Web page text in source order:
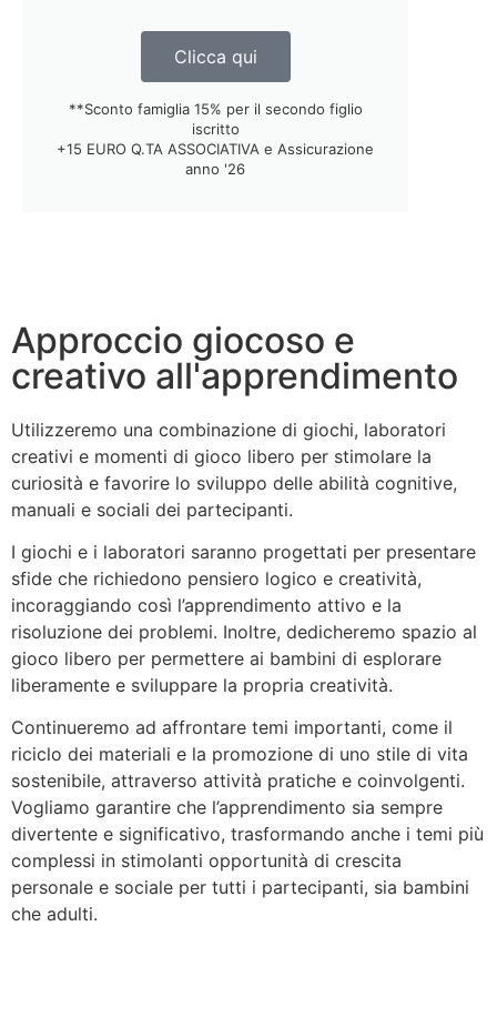
Clicca qui
**Sconto famiglia 15% per il secondo figlio
iscritto
+15 EURO Q.TA ASSOCIATIVA e Assicurazione
anno '26
Approccio giocoso e
creativo all'apprendimento
Utilizzeremo una combinazione di giochi, laboratori
creativi e momenti di gioco libero per stimolare la
curiosità e favorire lo sviluppo delle abilità cognitive,
manuali e sociali dei partecipanti.
I giochi e i laboratori saranno progettati per presentare
sfide che richiedono pensiero logico e creatività,
incoraggiando così l’apprendimento attivo e la
risoluzione dei problemi. Inoltre, dedicheremo spazio al
gioco libero per permettere ai bambini di esplorare
liberamente e sviluppare la propria creatività.
Continueremo ad affrontare temi importanti, come il
riciclo dei materiali e la promozione di uno stile di vita
sostenibile, attraverso attività pratiche e coinvolgenti.
Vogliamo garantire che l’apprendimento sia sempre
divertente e significativo, trasformando anche i temi più
complessi in stimolanti opportunità di crescita
personale e sociale per tutti i partecipanti, sia bambini
che adulti.